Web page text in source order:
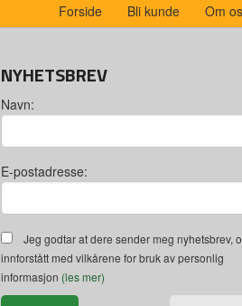
Forside Bli kunde Om
NYHETSBREV
Navn:
E-postadresse:
Jeg godtar at dere sender meg nyhetsbrev,
innforstått med vilkårene for bruk av personlig
informasjon (les mer)